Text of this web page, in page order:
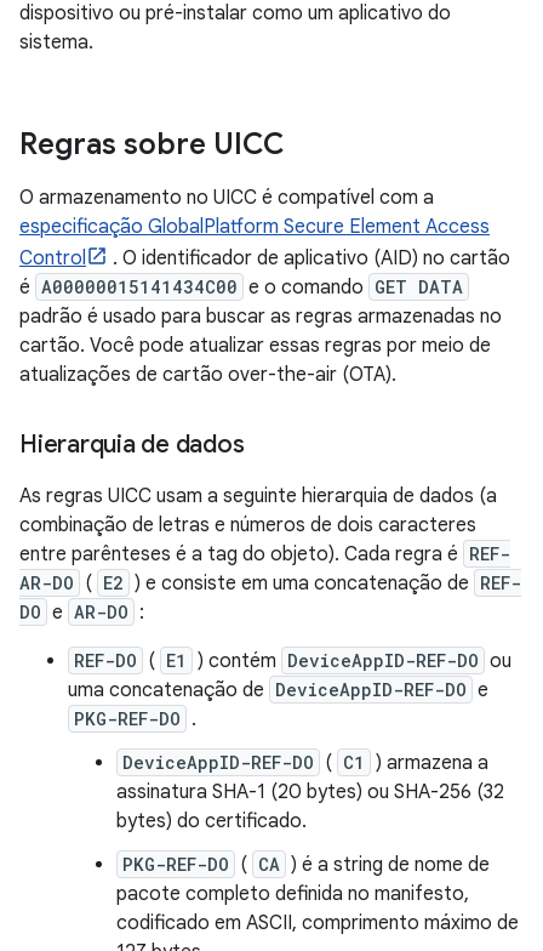
dispositivo ou pré-instalar como um aplicativo do
sistema.
Regras sobre UICC
O armazenamento no UICC é compatível com a
especificação GlobalPlatform Secure Element Access
Control
. O identificador de aplicativo (AID) no cartão
é A00000015141434C00 e o comando GET DATA
padrão é usado para buscar as regras armazenadas no
cartão. Você pode atualizar essas regras por meio de
atualizações de cartão over-the-air (OTA).
Hierarquia de dados
As regras UICC usam a seguinte hierarquia de dados (a
combinação de letras e números de dois caracteres
entre parênteses é a tag do objeto). Cada regra é REF-
AR-DO ( E2 ) e consiste em uma concatenação de REF-
DO e AR-DO :
REF-DO ( E1 ) contém DeviceAppID-REF-DO ou
uma concatenação de DeviceAppID-REF-DO e
PKG-REF-DO .
DeviceAppID-REF-DO ( C1
) armazena a
assinatura SHA-1 (20 bytes) ou SHA-256 (32
bytes) do certificado.
PKG-REF-DO ( CA ) é a string de nome de
pacote completo definida no manifesto,
codificado em ASCII, comprimento máximo de